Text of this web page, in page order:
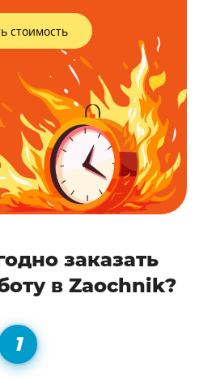
стоимость
заказать
в Zaochnik?